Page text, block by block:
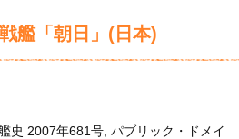
艦「朝日」(日本)
史 2007年681号, パブリック・ドメイ